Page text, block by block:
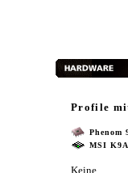
Profile
Phenom
MSI
Keine